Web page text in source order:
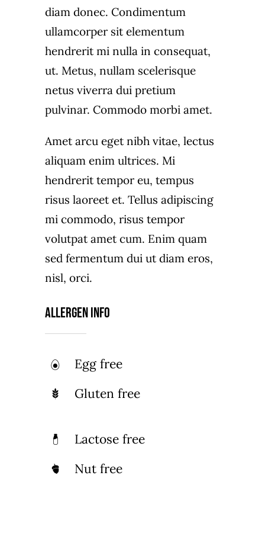
diam donec. Condimentum
ullamcorper sit elementum
hendrerit mi nulla in consequat,
ut. Metus, nullam scelerisque
netus viverra dui pretium
pulvinar. Commodo morbi amet.
Amet arcu eget nibh vitae, lectus
aliquam enim ultrices. Mi
hendrerit tempor eu, tempus
risus laoreet et. Tellus adipiscing
mi commodo, risus tempor
volutpat amet cum. Enim quam
sed fermentum dui ut diam eros,
nisl, orci.
Allergen Info
Egg free
Gluten free
Lactose free
Nut free